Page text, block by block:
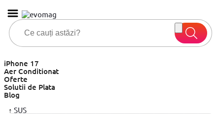
iPhone 17
Aer Conditionat
Oferte
Solutii de Plata
Blog
↑ SUS